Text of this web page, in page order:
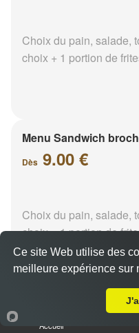
Choix du pain, salade,
choix + 1 portion de
Menu Sandwich
Dès 9.00 €
Choix du pain, salade,
choix + 1 portion de
Menu Sandwich
paprika
Accueil
Ce site Web utilise des
meilleure expérience sur